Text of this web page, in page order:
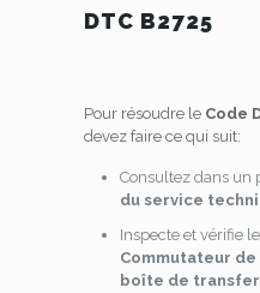
DTC B2725
Pour résoudre le Code
devez faire ce qui suit:
Consultez dans un
du service
Inspecte et vérifie
Commutateur
boîte de